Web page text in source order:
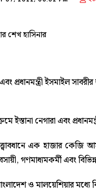
প্রধানমন্ত্রী ইসমাইল
ইস্তানা নেগারা এবং
এক হাজার কেজি
গণমাধ্যমকর্মী এবং
ও মালয়েশিয়ার মধ্যে